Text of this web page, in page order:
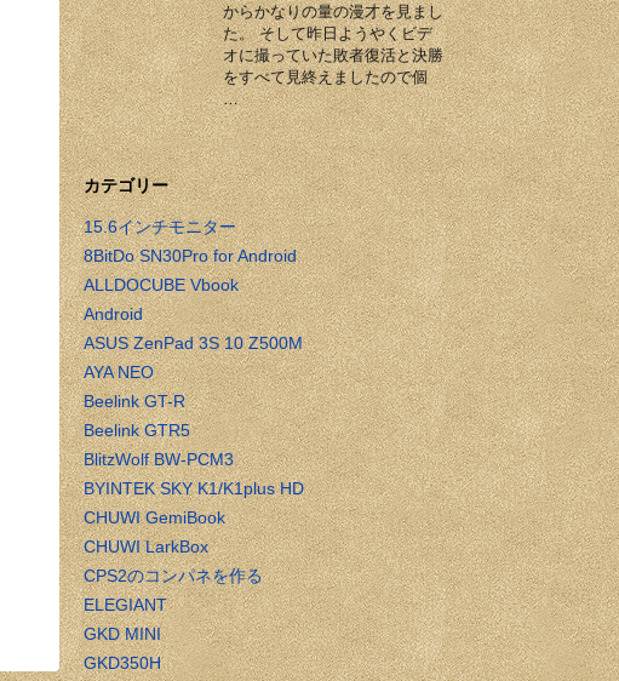
からかなりの量の漫才を見まし
た。 そして昨日ようやくビデ
オに撮っていた敗者復活と決勝
をすべて見終えましたので個
…
カテゴリー
15.6インチモニター
8BitDo SN30Pro for Android
ALLDOCUBE Vbook
Android
ASUS ZenPad 3S 10 Z500M
AYA NEO
Beelink GT-R
Beelink GTR5
BlitzWolf BW-PCM3
BYINTEK SKY K1/K1plus HD
CHUWI GemiBook
CHUWI LarkBox
CPS2のコンパネを作る
ELEGIANT
GKD MINI
GKD350H